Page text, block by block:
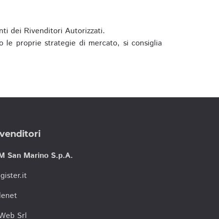
dei Rivenditori Autorizzati.
le proprie strategie di mercato, si consiglia
San Marino S.p.A.
Srl